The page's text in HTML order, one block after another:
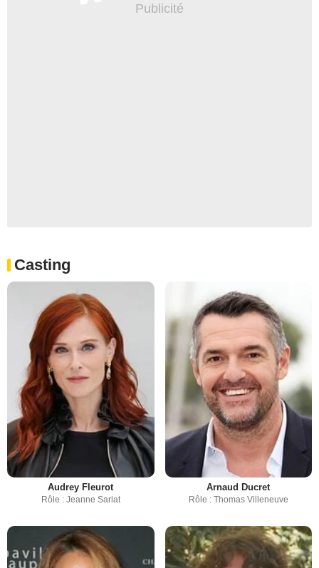
Casting
Audrey Fleurot
Rôle : Jeanne Sarlat
Arnaud Ducret
Rôle : Thomas Villeneuve